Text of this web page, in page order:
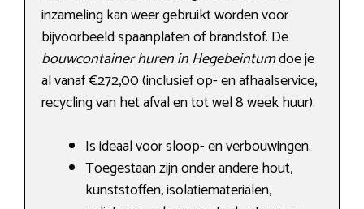
inzameling kan weer gebruikt worden voor
bijvoorbeeld spaanplaten of brandstof. De
bouwcontainer huren in Hegebeintumdoe je
al vanaf €272,00 (inclusief op- en afhaalservice,
recycling van het afval en tot wel 8 week huur).
Is ideaal voor sloop- en verbouwingen.
Toegestaan zijn onder andere hout,
kunststoffen, isolatiematerialen,